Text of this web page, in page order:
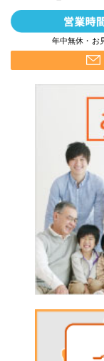
年中無休・お